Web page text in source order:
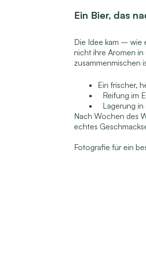
Ein Bier, das
Die Idee kam – wie
nicht ihre Aromen
zusammenmischen
Ein frischer,
Reifung im
Lagerung in
Nach Wochen des
echtes
Fotografie für ein